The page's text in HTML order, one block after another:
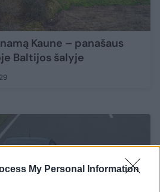
My Personal Information
Kaune – panašaus
Baltijos šalyje